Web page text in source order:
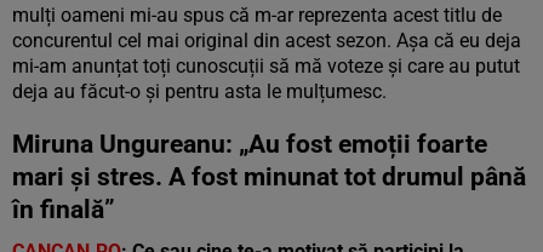
mulți oameni mi-au spus că m-ar reprezenta acest titlu de
concurentul cel mai original din acest sezon. Așa că eu deja
mi-am anunțat toți cunoscuții să mă voteze și care au putut
deja au făcut-o și pentru asta le mulțumesc.
Miruna Ungureanu: „Au fost emoții foarte
mari și stres. A fost minunat tot drumul până
în finală”